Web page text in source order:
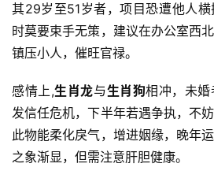
其29岁至51岁者，项目恐遭他人
时莫要束手无策，建议在办公室西
镇压小人，催旺官禄。
感情上,生肖龙与生肖狗相冲，未婚
发信任危机，下半年若遇争执，不
此物能柔化戾气，增进姻缘，晚年
之象渐显，但需注意肝胆健康。